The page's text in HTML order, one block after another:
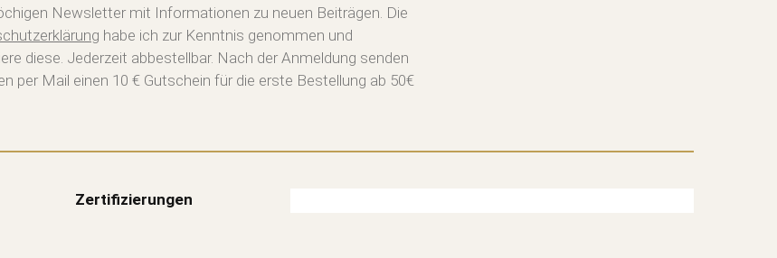
Newsletter mit Informationen zu neuen Beiträgen. Die
habe ich zur Kenntnis genommen und
diese. Jederzeit abbestellbar. Nach der Anmeldung senden
per Mail einen 10 € Gutschein für die erste Bestellung ab 50€
Zertifizierungen